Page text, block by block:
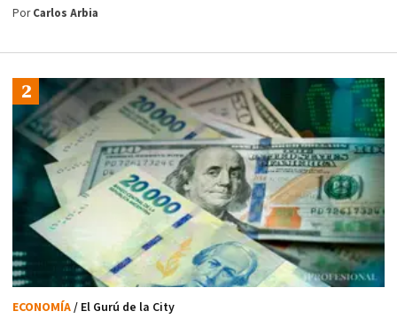
PorCarlos Arbia
ECONOMÍA/ El Gurú de la City